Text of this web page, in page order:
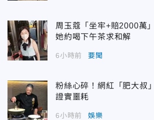
周玉蔻「坐牢+賠2000萬
她約喝下午茶求和解
6小時前 要聞
粉絲心碎！網紅「肥大叔
證實噩耗
6小時前 娛樂